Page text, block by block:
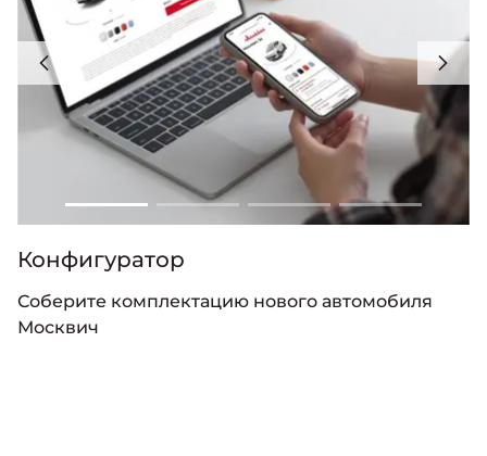
Конфигуратор
Соберите комплектацию нового автомобиля
Москвич